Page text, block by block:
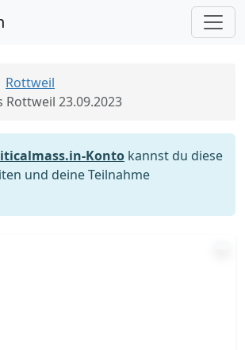
Rottweil
Rottweil 23.09.2023
Konto kannst du diese
und deine Teilnahme